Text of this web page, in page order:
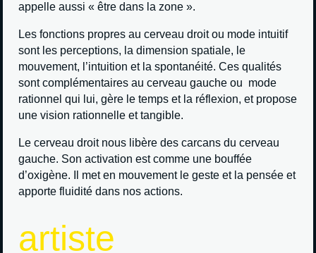
appelle aussi « être dans la zone ».
Les fonctions propres au cerveau droit ou mode intuitif
sont les perceptions, la dimension spatiale, le
mouvement, l’intuition et la spontanéité. Ces qualités
sont complémentaires au cerveau gauche ou mode
rationnel qui lui, gère le temps et la réflexion, et propose
une vision rationnelle et tangible.
Le cerveau droit nous libère des carcans du cerveau
gauche. Son activation est comme une bouffée
d’oxigène. Il met en mouvement le geste et la pensée et
apporte fluidité dans nos actions.
artiste